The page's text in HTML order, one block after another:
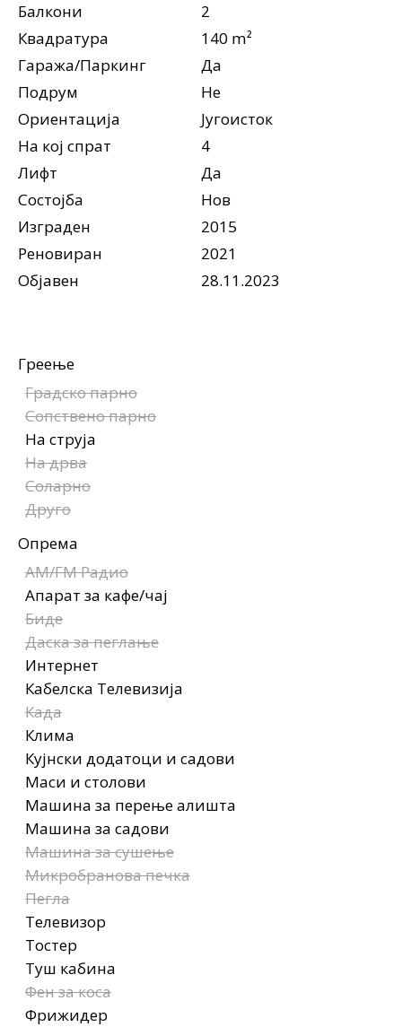
Балкони
2
Квадратура
140 m²
Гаража/Паркинг
Да
Подрум
Не
Ориентација
Југоисток
На кој спрат
4
Лифт
Да
Состојба
Нов
Изграден
2015
Реновиран
2021
Објавен
28.11.2023
Греење
Градско парно
Сопствено парно
На струја
На дрва
Соларно
Друго
Опрема
AM/FM Радио
Апарат за кафе/чај
Биде
Даска за пеглање
Интернет
Кабелска Телевизија
Када
Клима
Кујнски додатоци и садови
Маси и столови
Машина за перење алишта
Машина за садови
Машина за сушење
Микробранова печка
Пегла
Телевизор
Тостер
Туш кабина
Фен за коса
Фрижидер